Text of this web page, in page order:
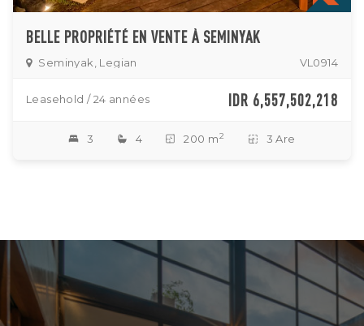
BELLE PROPRIÉTÉ EN VENTE À SEMINYAK
Seminyak, Legian VL0914
Leasehold / 24 années IDR 6,557,502,218
3 4 200 m 2 3 Are